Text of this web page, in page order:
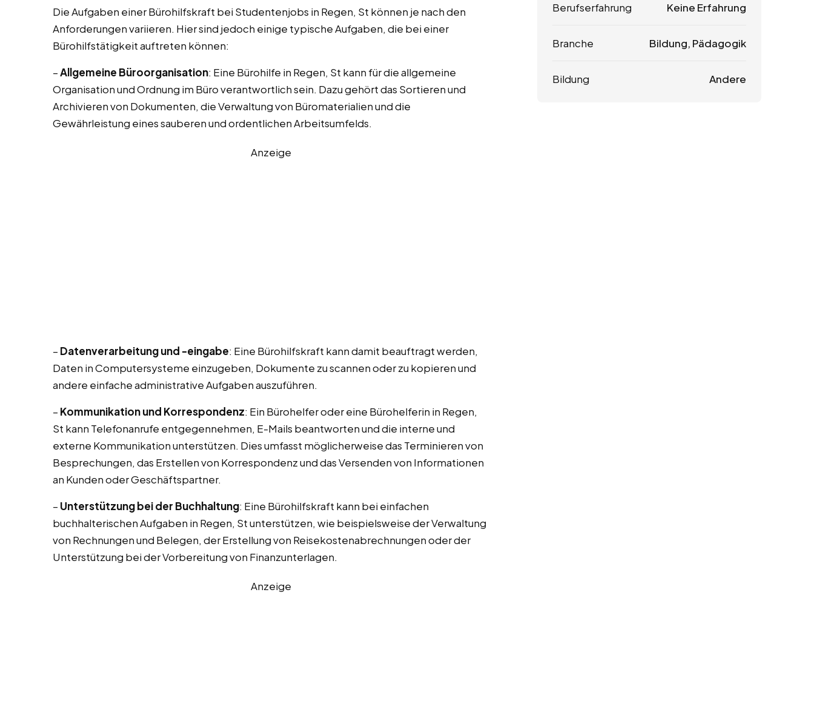
Die Aufgaben einer Bürohilfskraft bei Studentenjobs in Regen, St können je nach den
Anforderungen variieren. Hier sind jedoch einige typische Aufgaben, die bei einer
Bürohilfstätigkeit auftreten können:
–Allgemeine Büroorganisation: Eine Bürohilfe in Regen, St kann für die allgemeine
Organisation und Ordnung im Büro verantwortlich sein. Dazu gehört das Sortieren und
Archivieren von Dokumenten, die Verwaltung von Büromaterialien und die
Gewährleistung eines sauberen und ordentlichen Arbeitsumfelds.
Anzeige
– Datenverarbeitung und -eingabe: Eine Bürohilfskraft kann damit beauftragt werden,
Daten in Computersysteme einzugeben, Dokumente zu scannen oder zu kopieren und
andere einfache administrative Aufgaben auszuführen.
– Kommunikation und Korrespondenz: Ein Bürohelfer oder eine Bürohelferin in Regen,
St kann Telefonanrufe entgegennehmen, E-Mails beantworten und die interne und
externe Kommunikation unterstützen. Dies umfasst möglicherweise das Terminieren von
Besprechungen, das Erstellen von Korrespondenz und das Versenden von Informationen
an Kunden oder Geschäftspartner.
– Unterstützung bei der Buchhaltung: Eine Bürohilfskraft kann bei einfachen
buchhalterischen Aufgaben in Regen, St unterstützen, wie beispielsweise der Verwaltung
von Rechnungen und Belegen, der Erstellung von Reisekostenabrechnungen oder der
Unterstützung bei der Vorbereitung von Finanzunterlagen.
Anzeige
Berufserfahrung Keine Erfahrung
Branche Bildung, Pädagogik
Bildung Andere